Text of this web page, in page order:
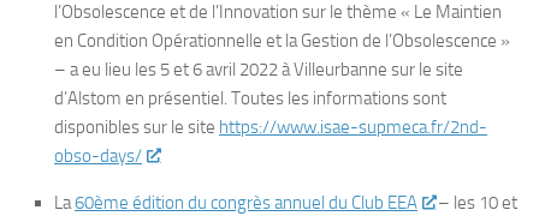
l’Obsolescence et de l’Innovation sur le thème « Le Maintien
en Condition Opérationnelle et la Gestion de l’Obsolescence »
– a eu lieu les 5 et 6 avril 2022 à Villeurbanne sur le site
d’Alstom en présentiel. Toutes les informations sont
disponibles sur le site https://www.isae-supmeca.fr/2nd-
obso-days/
La60ème édition du congrès annuel du Club EEA
– les 10 et